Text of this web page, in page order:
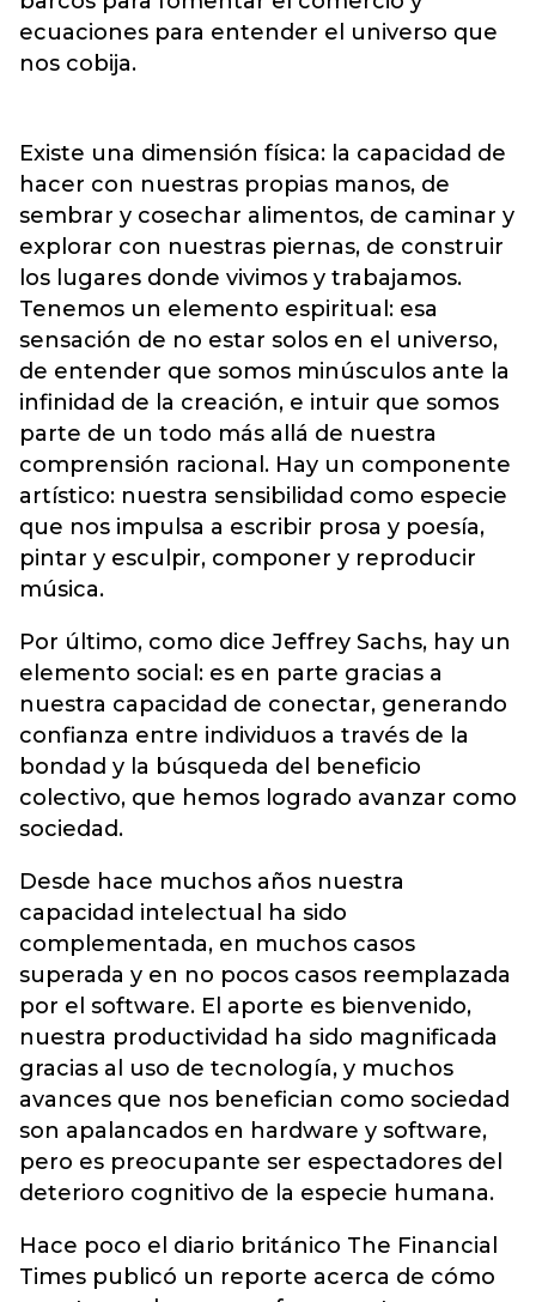
ecuaciones para entender el universo que
nos cobija.
Existe una dimensión física: la capacidad de
hacer con nuestras propias manos, de
sembrar y cosechar alimentos, de caminar y
explorar con nuestras piernas, de construir
los lugares donde vivimos y trabajamos.
Tenemos un elemento espiritual: esa
sensación de no estar solos en el universo,
de entender que somos minúsculos ante la
infinidad de la creación, e intuir que somos
parte de un todo más allá de nuestra
comprensión racional. Hay un componente
artístico: nuestra sensibilidad como especie
que nos impulsa a escribir prosa y poesía,
pintar y esculpir, componer y reproducir
música.
Por último, como dice Jeffrey Sachs, hay un
elemento social: es en parte gracias a
nuestra capacidad de conectar, generando
confianza entre individuos a través de la
bondad y la búsqueda del beneficio
colectivo, que hemos logrado avanzar como
sociedad.
Desde hace muchos años nuestra
capacidad intelectual ha sido
complementada, en muchos casos
superada y en no pocos casos reemplazada
por el software. El aporte es bienvenido,
nuestra productividad ha sido magnificada
gracias al uso de tecnología, y muchos
avances que nos benefician como sociedad
son apalancados en hardware y software,
pero es preocupante ser espectadores del
deterioro cognitivo de la especie humana.
Hace poco el diario británico The Financial
Times publicó un reporte acerca de cómo